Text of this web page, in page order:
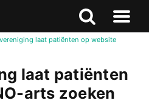
Zoeken
Naar
menu
laat patiënten op website
laat patiënten
arts zoeken
Zoeken
naar